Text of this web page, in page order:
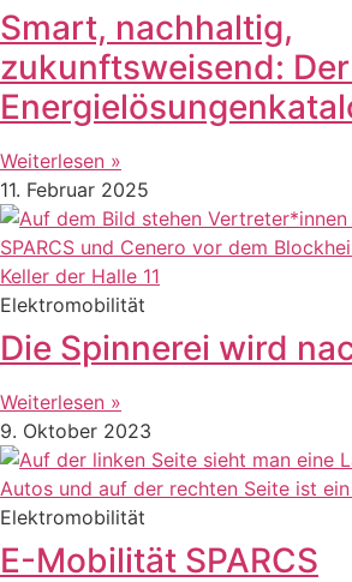
Smart, nachhaltig,
zukunftsweisend: Der
Weiterlesen »
11. Februar 2025
Elektromobilität
Die Spinnerei wird
Weiterlesen »
9. Oktober 2023
Elektromobilität
E-Mobilität SPARCS